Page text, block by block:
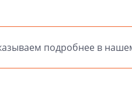
подробнее в